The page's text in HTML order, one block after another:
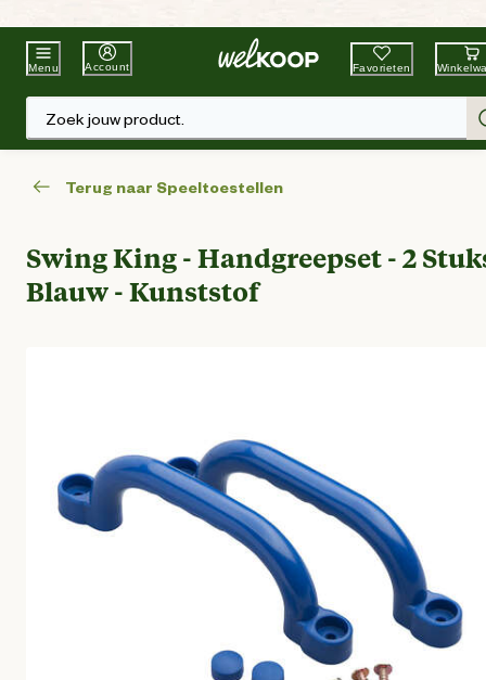
Beste WinkelketenTuin & Dier
Menu Account Favorieten
Zoek jouw product.
Terug naar Speeltoestellen
Swing King - Handgreepset - 2
Blauw - Kunststof